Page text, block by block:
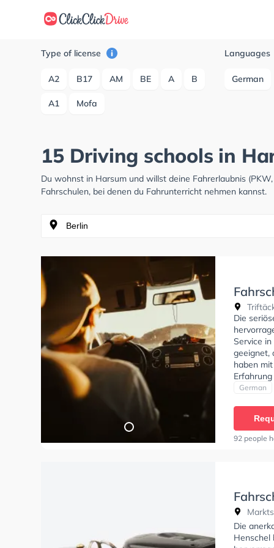
Type of license
A2 B17 AM BE A B
A1 Mofa
Languages
German
15 Driving schools in
Du wohnst in Harsum und willst deine Fahrerlaubnis
Fahrschulen, bei denen du Fahrunterricht nehmen kannst.
Die
Service
geeignet,
haben
German
92 people
Die
Henschel